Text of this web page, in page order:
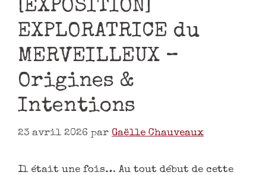
[EXPOSITION]
EXPLORATRICE du
MERVEILLEUX –
Origines &
Intentions
23 avril 2026 par Gaëlle Chauveaux
Il était une fois… Au tout début de cette